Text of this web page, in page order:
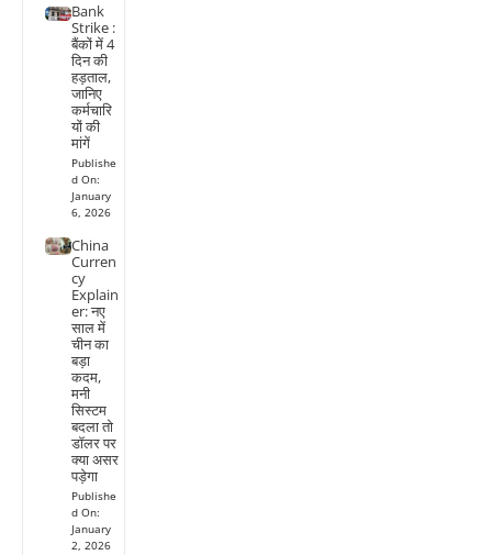
Bank
Strike :
बैंकों में 4
दिन की
हड़ताल,
जानिए
कर्मचारि
यों की
मांगें
Publishe
d On:
January
6, 2026
China
Curren
cy
Explain
er: नए
साल में
चीन का
बड़ा
कदम,
मनी
सिस्टम
बदला तो
डॉलर पर
क्या असर
पड़ेगा
Publishe
d On:
January
2, 2026